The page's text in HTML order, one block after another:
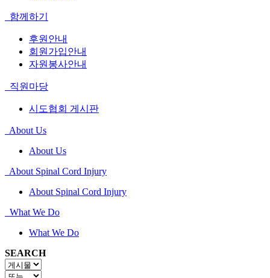
함께하기
후원안내
회원가입안내
자원봉사안내
직원마당
시도협회 게시판
About Us
About Us
About Spinal Cord Injury
About Spinal Cord Injury
What We Do
What We Do
SEARCH